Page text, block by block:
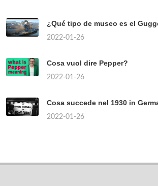
¿Qué tipo de museo es el
2022-01-26
Cosa vuol dire Pepper?
2022-01-26
Cosa succede nel 1930 in
2022-01-26